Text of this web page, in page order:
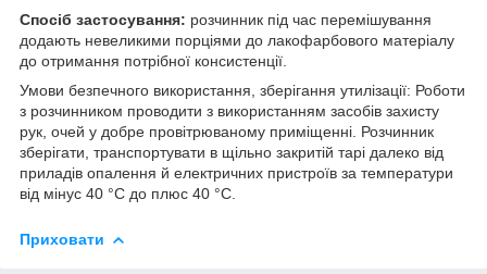
Спосіб застосування: розчинник під час перемішування
додають невеликими порціями до лакофарбового матеріалу
до отримання потрібної консистенції.
Умови безпечного використання, зберігання утилізації: Роботи
з розчинником проводити з використанням засобів захисту
рук, очей у добре провітрюваному приміщенні. Розчинник
зберігати, транспортувати в щільно закритій тарі далеко від
приладів опалення й електричних пристроїв за температури
від мінус 40 °C до плюс 40 °C.
Приховати